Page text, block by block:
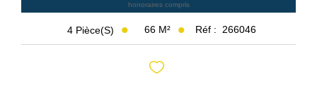
honoraires compris
4 Pièce(s) 66 M² Réf : 266046